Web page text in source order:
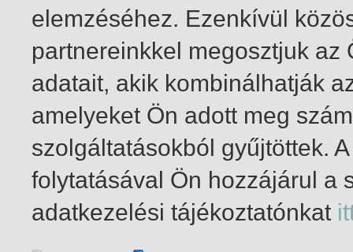
1-1 / insgesamt 1 Treffer
elemzéséhez. Ezenkívül
partnereinkkel megosztjuk
adatait, akik kombinálhatják
amelyeket Ön adott meg
szolgáltatásokból gyűjtöttek.
folytatásával Ön hozzájárul a
adatkezelési tájékoztatónkat